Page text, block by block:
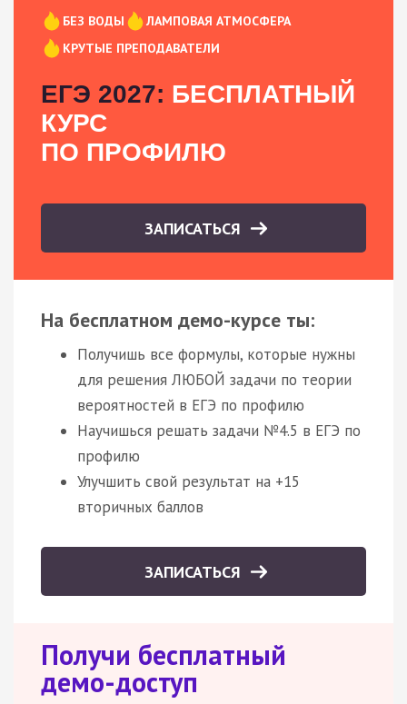
БЕЗ ВОДЫ
ЛАМПОВАЯ АТМОСФЕРА
КРУТЫЕ ПРЕПОДАВАТЕЛИ
ЕГЭ 2027: БЕСПЛАТНЫЙ
КУРС
ПО ПРОФИЛЮ
ЗАПИСАТЬСЯ
На бесплатном демо-курсе ты:
Получишь все формулы, которые нужны
для решения ЛЮБОЙ задачи по теории
вероятностей в ЕГЭ по профилю
Научишься решать задачи №4.5 в ЕГЭ по
профилю
Улучшить свой результат на +15
вторичных баллов
ЗАПИСАТЬСЯ
Получи бесплатный
демо-доступ